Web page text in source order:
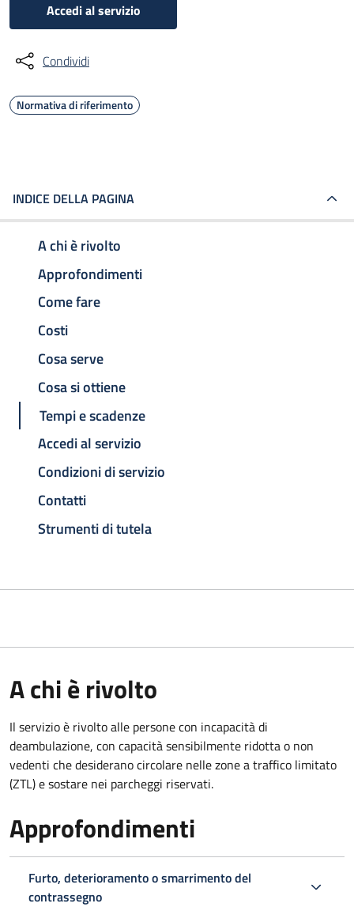
Accedi al servizio
Condividi
Normativa di riferimento
INDICE DELLA PAGINA
A chi è rivolto
Approfondimenti
Come fare
Costi
Cosa serve
Cosa si ottiene
Tempi e scadenze
Accedi al servizio
Condizioni di servizio
Contatti
Strumenti di tutela
A chi è rivolto
Il servizio è rivolto alle persone con incapacità di
deambulazione, con capacità sensibilmente ridotta o non
vedenti che desiderano circolare nelle zone a traffico limitato
(ZTL) e sostare nei parcheggi riservati.
Approfondimenti
Furto, deterioramento o smarrimento del
contrassegno